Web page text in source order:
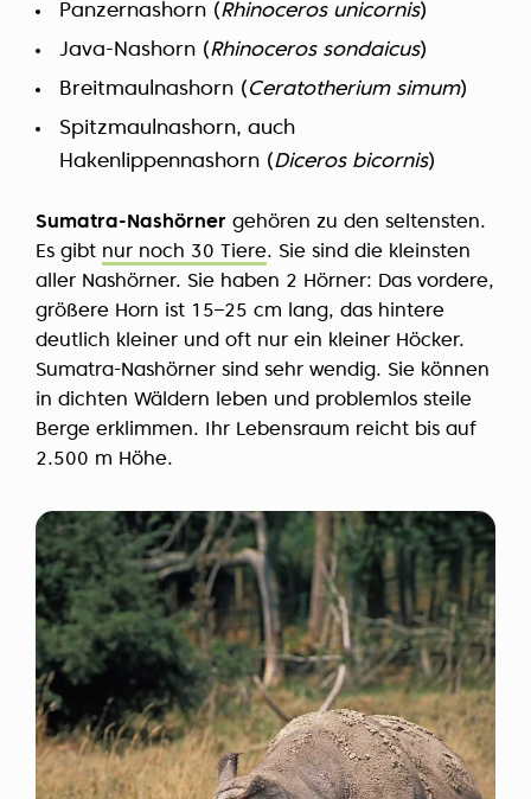
Panzernashorn (Rhinoceros unicornis)
Java-Nashorn (Rhinoceros sondaicus)
Breitmaulnashorn (Ceratotherium simum)
Spitzmaulnashorn, auch
Hakenlippennashorn (Diceros bicornis)
Sumatra-Nashörner gehören zu den seltensten.
Es gibt nur noch 30 Tiere. Sie sind die kleinsten
aller Nashörner. Sie haben 2 Hörner: Das vordere,
größere Horn ist 15–25 cm lang, das hintere
deutlich kleiner und oft nur ein kleiner Höcker.
Sumatra-Nashörner sind sehr wendig. Sie können
in dichten Wäldern leben und problemlos steile
Berge erklimmen. Ihr Lebensraum reicht bis auf
2.500 m Höhe.